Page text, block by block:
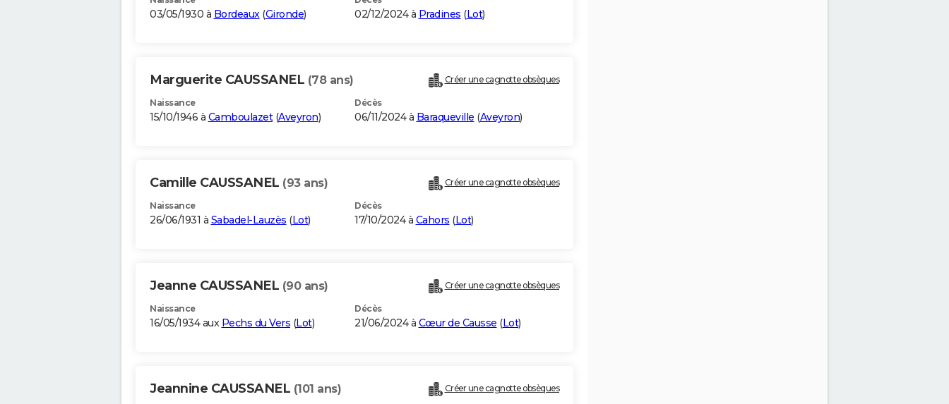
03/05/1930 à Bordeaux(Gironde) 02/12/2024 à Pradines (Lot)
Marguerite CAUSSANEL (78 ans) Créer une cagnotte obsèques
Naissance
15/10/1946 à Camboulazet(Aveyron)
Décès
06/11/2024 à Baraqueville (Aveyron)
Camille CAUSSANEL (93 ans) Créer une cagnotte obsèques
Naissance
26/06/1931 à Sabadel-Lauzès (Lot)
Décès
17/10/2024 à Cahors (Lot)
Jeanne CAUSSANEL (90 ans) Créer une cagnotte obsèques
Naissance
16/05/1934 aux Pechs du Vers (Lot)
Décès
21/06/2024 à Cœur de Causse (Lot)
Jeannine CAUSSANEL (101 ans) Créer une cagnotte obsèques